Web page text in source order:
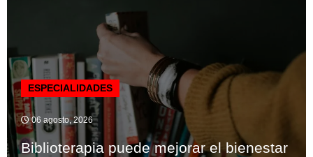
ESPECIALIDADES
06 agosto, 2026
Biblioterapia puede mejorar el bienestar